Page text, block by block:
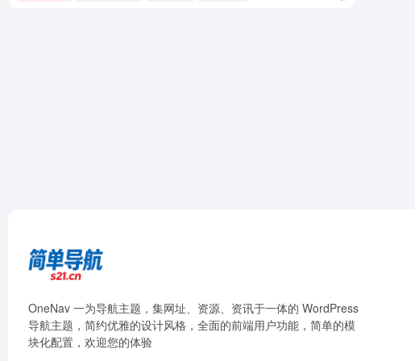
OneNav 一为导航主题，集网址、资源、资讯于一体的 WordPress
导航主题，简约优雅的设计风格，全面的前端用户功能，简单的模
块化配置，欢迎您的体验